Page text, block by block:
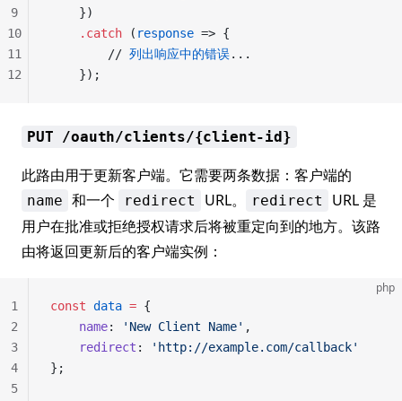
    })
    .
catch ( response => {
        //
列出响应中的错误...
    });
9
10
11
12
PUT /oauth/clients/{client-id}
此路由用于更新客户端。它需要两条数据：客户端的
name 和一个 redirect URL。 redirect
URL 是
用户在批准或拒绝授权请求后将被重定向到的地方。该路
由将返回更新后的客户端实例：
php
const data = {
    name
: 'New Client Name' ,
    redirect
:
'http://example.com/callback'
};
1
2
3
4
5